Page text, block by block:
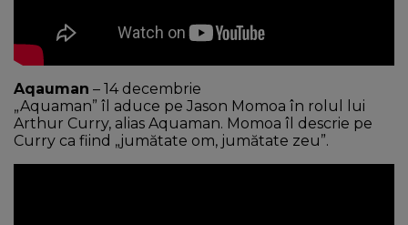
Aqauman – 14 decembrie
„Aquaman” îl aduce pe Jason Momoa în rolul lui
Arthur Curry, alias Aquaman. Momoa îl descrie pe
Curry ca fiind „jumătate om, jumătate zeu”.